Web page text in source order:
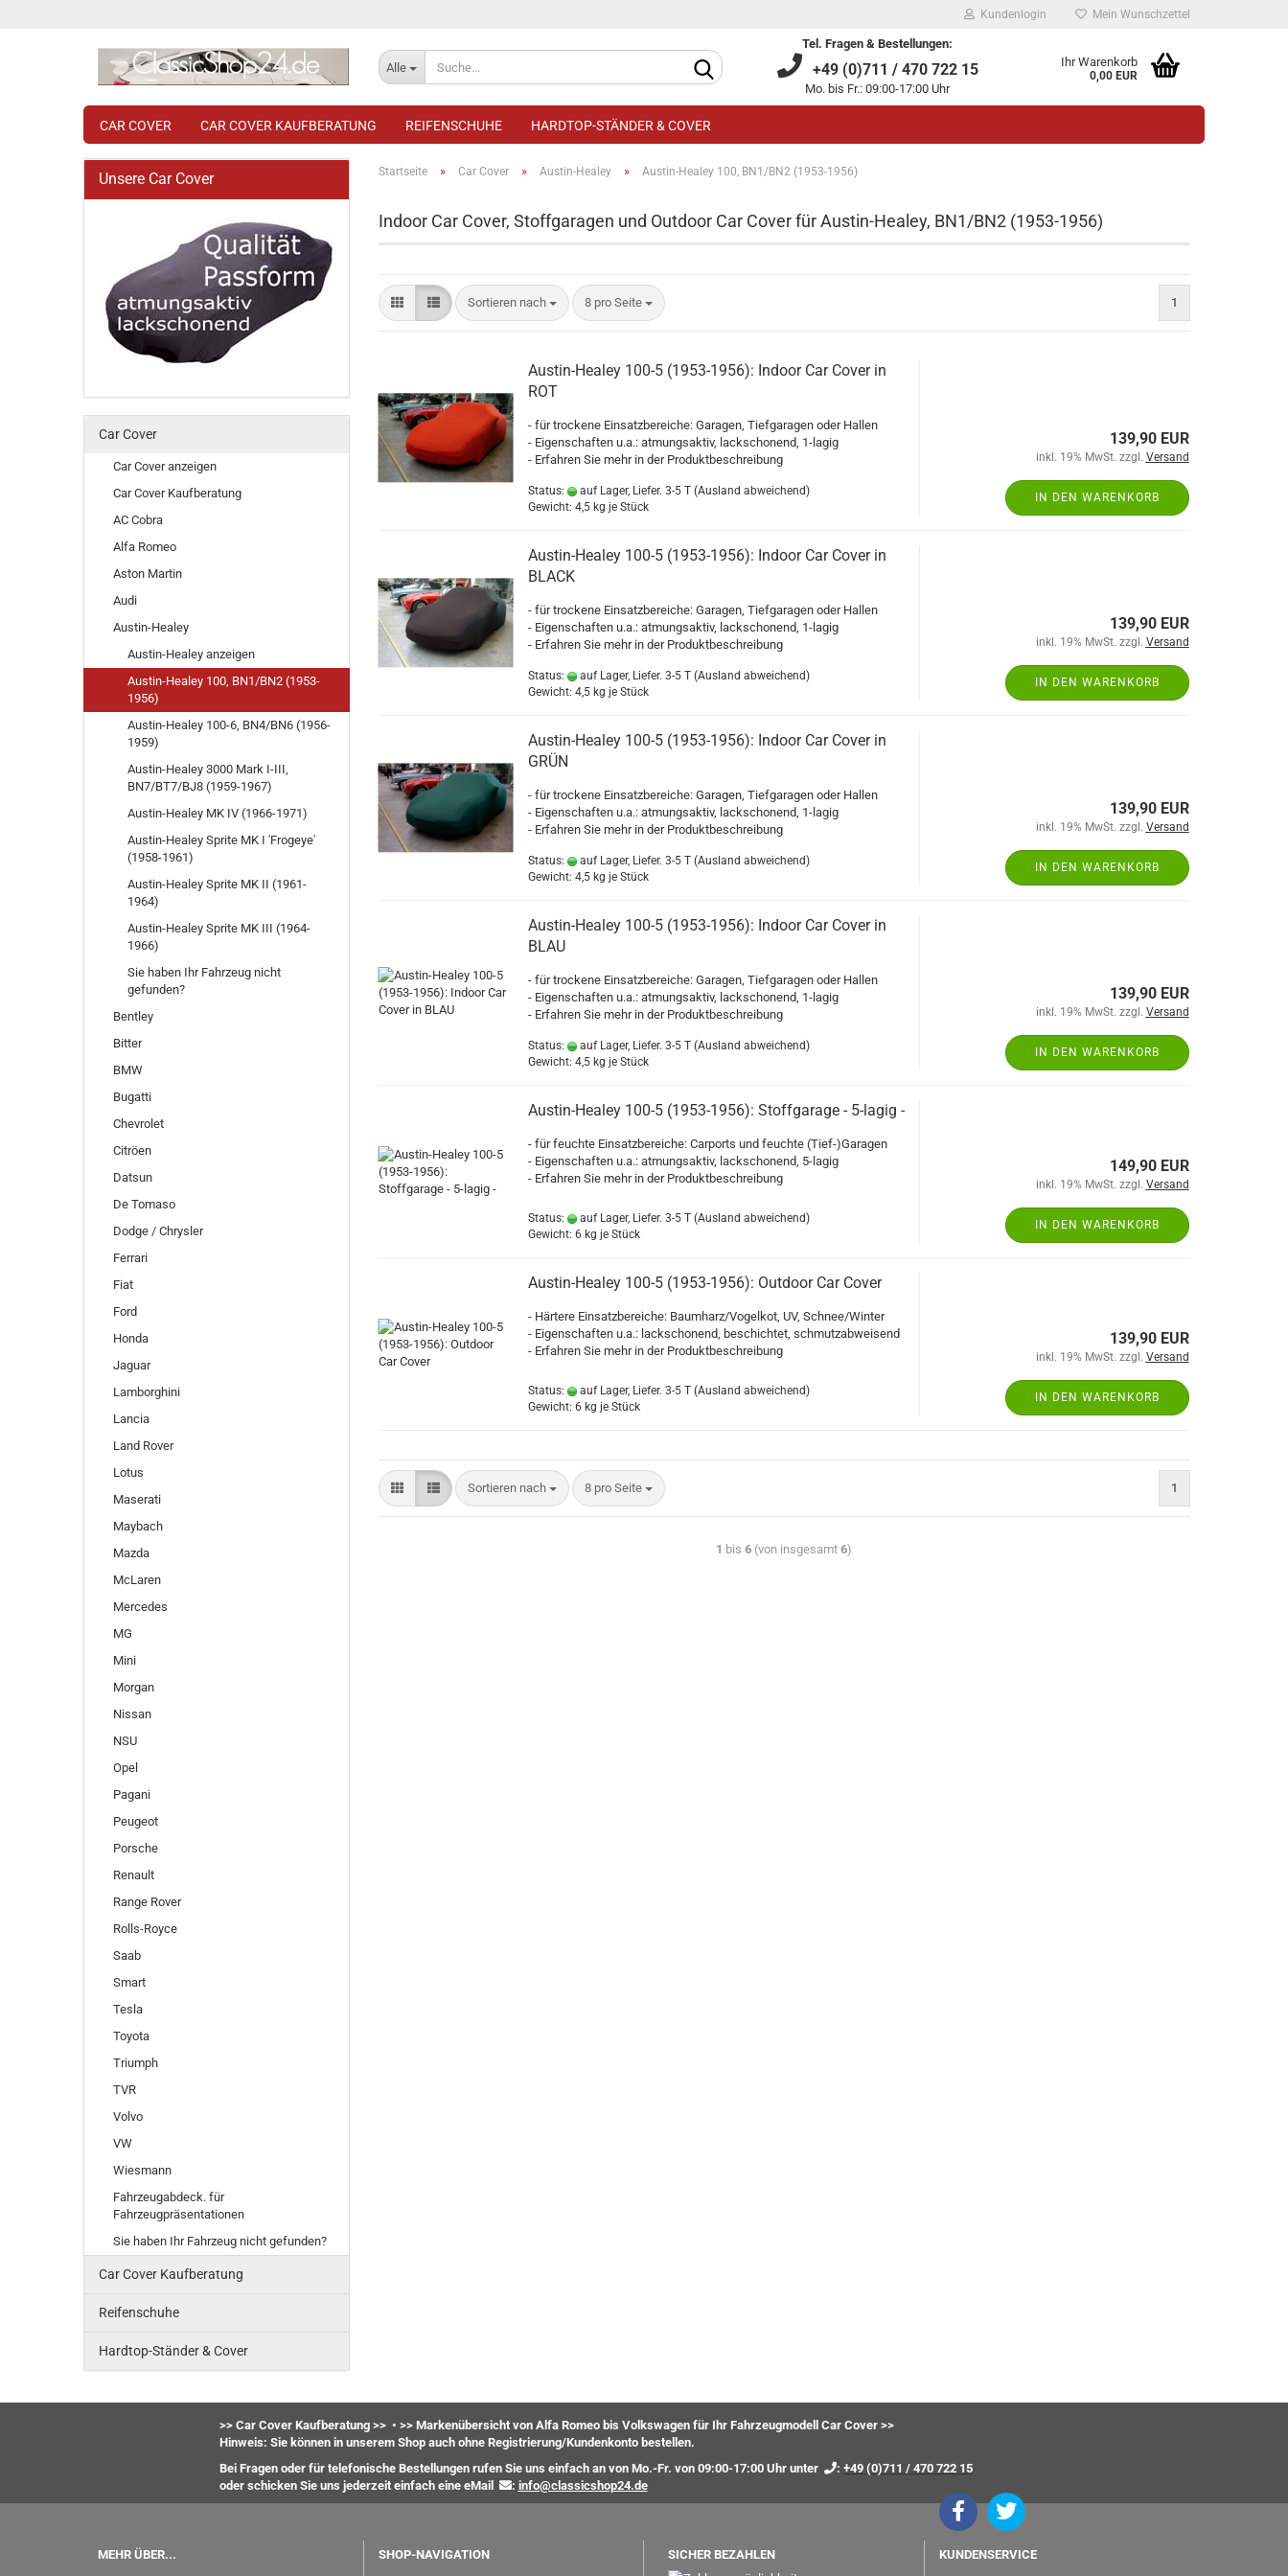
Kundenlogin
Kundenkonto anlegen
Mein Wunschzettel
Alle
Tel. Fragen & Bestellungen:
+49 (0)711 / 470 722 15
Mo. bis Fr.: 09:00-17:00 Uhr
Ihr Warenkorb
0,00 EUR
CAR COVER CAR COVER KAUFBERATUNG REIFENSCHUHE HARDTOP-STÄNDER & COVER
Startseite » Car Cover » Austin-Healey » Austin-Healey 100, BN1/BN2 (1953-1956)
Indoor Car Cover, Stoffgaragen und Outdoor Car Cover für Austin-Healey, BN1/BN2 (1953-1956)
Sortieren nach 8 pro Seite 1
Austin-Healey 100-5 (1953-1956): Indoor Car Cover in
ROT
- für trockene Einsatzbereiche: Garagen, Tiefgaragen oder Hallen
- Eigenschaften u.a.: atmungsaktiv, lackschonend, 1-lagig
- Erfahren Sie mehr in der Produktbeschreibung
Status: auf Lager, Liefer. 3-5 T (Ausland abweichend)
Gewicht: 4,5kg je Stück
139,90 EUR
inkl. 19% MwSt. zzgl. Versand
IN DEN WARENKORB
Austin-Healey 100-5 (1953-1956): Indoor Car Cover in
BLACK
- für trockene Einsatzbereiche: Garagen, Tiefgaragen oder Hallen
- Eigenschaften u.a.: atmungsaktiv, lackschonend, 1-lagig
- Erfahren Sie mehr in der Produktbeschreibung
Status: auf Lager, Liefer. 3-5 T (Ausland abweichend)
Gewicht: 4,5kg je Stück
139,90 EUR
inkl. 19% MwSt. zzgl. Versand
IN DEN WARENKORB
Austin-Healey 100-5 (1953-1956): Indoor Car Cover in
GRÜN
- für trockene Einsatzbereiche: Garagen, Tiefgaragen oder Hallen
- Eigenschaften u.a.: atmungsaktiv, lackschonend, 1-lagig
- Erfahren Sie mehr in der Produktbeschreibung
Status: auf Lager, Liefer. 3-5 T (Ausland abweichend)
Gewicht: 4,5kg je Stück
139,90 EUR
inkl. 19% MwSt. zzgl. Versand
IN DEN WARENKORB
Austin-Healey 100-5 (1953-1956): Indoor Car Cover in
BLAU
- für trockene Einsatzbereiche: Garagen, Tiefgaragen oder Hallen
- Eigenschaften u.a.: atmungsaktiv, lackschonend, 1-lagig
- Erfahren Sie mehr in der Produktbeschreibung
Status: auf Lager, Liefer. 3-5 T (Ausland abweichend)
Gewicht: 4,5kg je Stück
139,90 EUR
inkl. 19% MwSt. zzgl. Versand
IN DEN WARENKORB
Austin-Healey 100-5 (1953-1956): Stoffgarage - 5-lagig -
- für feuchte Einsatzbereiche: Carports und feuchte (Tief-)Garagen
- Eigenschaften u.a.: atmungsaktiv, lackschonend, 5-lagig
- Erfahren Sie mehr in der Produktbeschreibung
Status: auf Lager, Liefer. 3-5 T (Ausland abweichend)
Gewicht: 6 kg je Stück
149,90 EUR
inkl. 19% MwSt. zzgl. Versand
IN DEN WARENKORB
Austin-Healey 100-5 (1953-1956): Outdoor Car Cover
- Härtere Einsatzbereiche: Baumharz/Vogelkot, UV, Schnee/Winter
- Eigenschaften u.a.: lackschonend, beschichtet, schmutzabweisend
- Erfahren Sie mehr in der Produktbeschreibung
Status: auf Lager, Liefer. 3-5 T (Ausland abweichend)
Gewicht: 6 kg je Stück
139,90 EUR
inkl. 19% MwSt. zzgl. Versand
IN DEN WARENKORB
Sortieren nach 8 pro Seite 1
1 bis6 (von insgesamt6)
Unsere Car Cover
Car Cover
Car Cover anzeigen
Car Cover Kaufberatung
AC Cobra
Alfa Romeo
Aston Martin
Audi
Austin-Healey
Austin-Healey anzeigen
Austin-Healey 100, BN1/BN2 (1953-
1956)
Austin-Healey 100-6, BN4/BN6 (1956-
1959)
Austin-Healey 3000 Mark I-III,
BN7/BT7/BJ8 (1959-1967)
Austin-Healey MK IV (1966-1971)
Austin-Healey Sprite MK I 'Frogeye'
(1958-1961)
Austin-Healey Sprite MK II (1961-
1964)
Austin-Healey Sprite MK III (1964-
1966)
Sie haben Ihr Fahrzeug nicht
gefunden?
Bentley
Bitter
BMW
Bugatti
Chevrolet
Citröen
Datsun
De Tomaso
Dodge / Chrysler
Ferrari
Fiat
Ford
Honda
Jaguar
Lamborghini
Lancia
Land Rover
Lotus
Maserati
Maybach
Mazda
McLaren
Mercedes
MG
Mini
Morgan
Nissan
NSU
Opel
Pagani
Peugeot
Porsche
Renault
Range Rover
Rolls-Royce
Saab
Smart
Tesla
Toyota
Triumph
TVR
Volvo
VW
Wiesmann
Fahrzeugabdeck. für
Fahrzeugpräsentationen
Sie haben Ihr Fahrzeug nicht gefunden?
Car Cover Kaufberatung
Reifenschuhe
Hardtop-Ständer & Cover
>> Car Cover Kaufberatung >> • >> Markenübersicht von Alfa Romeo bis Volkswagen für Ihr Fahrzeugmodell Car Cover >>
Hinweis: Sie können in unserem Shop auch ohne Registrierung/Kundenkonto bestellen.
Bei Fragen oder für telefonische Bestellungen rufen Sie uns einfach an von Mo.-Fr. von 09:00-17:00 Uhr unter
: +49 (0)711 / 470 722 15
oderschicken Sie uns jederzeit einfach eine eMail : info@classicshop24.de
MEHR ÜBER... SHOP-NAVIGATION SICHER BEZAHLEN KUNDENSERVICE